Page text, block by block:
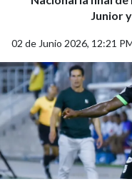
Junior
02 de Junio 2026, 12:21